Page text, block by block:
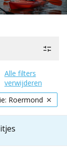
Alle filters
verwijderen
Roermond